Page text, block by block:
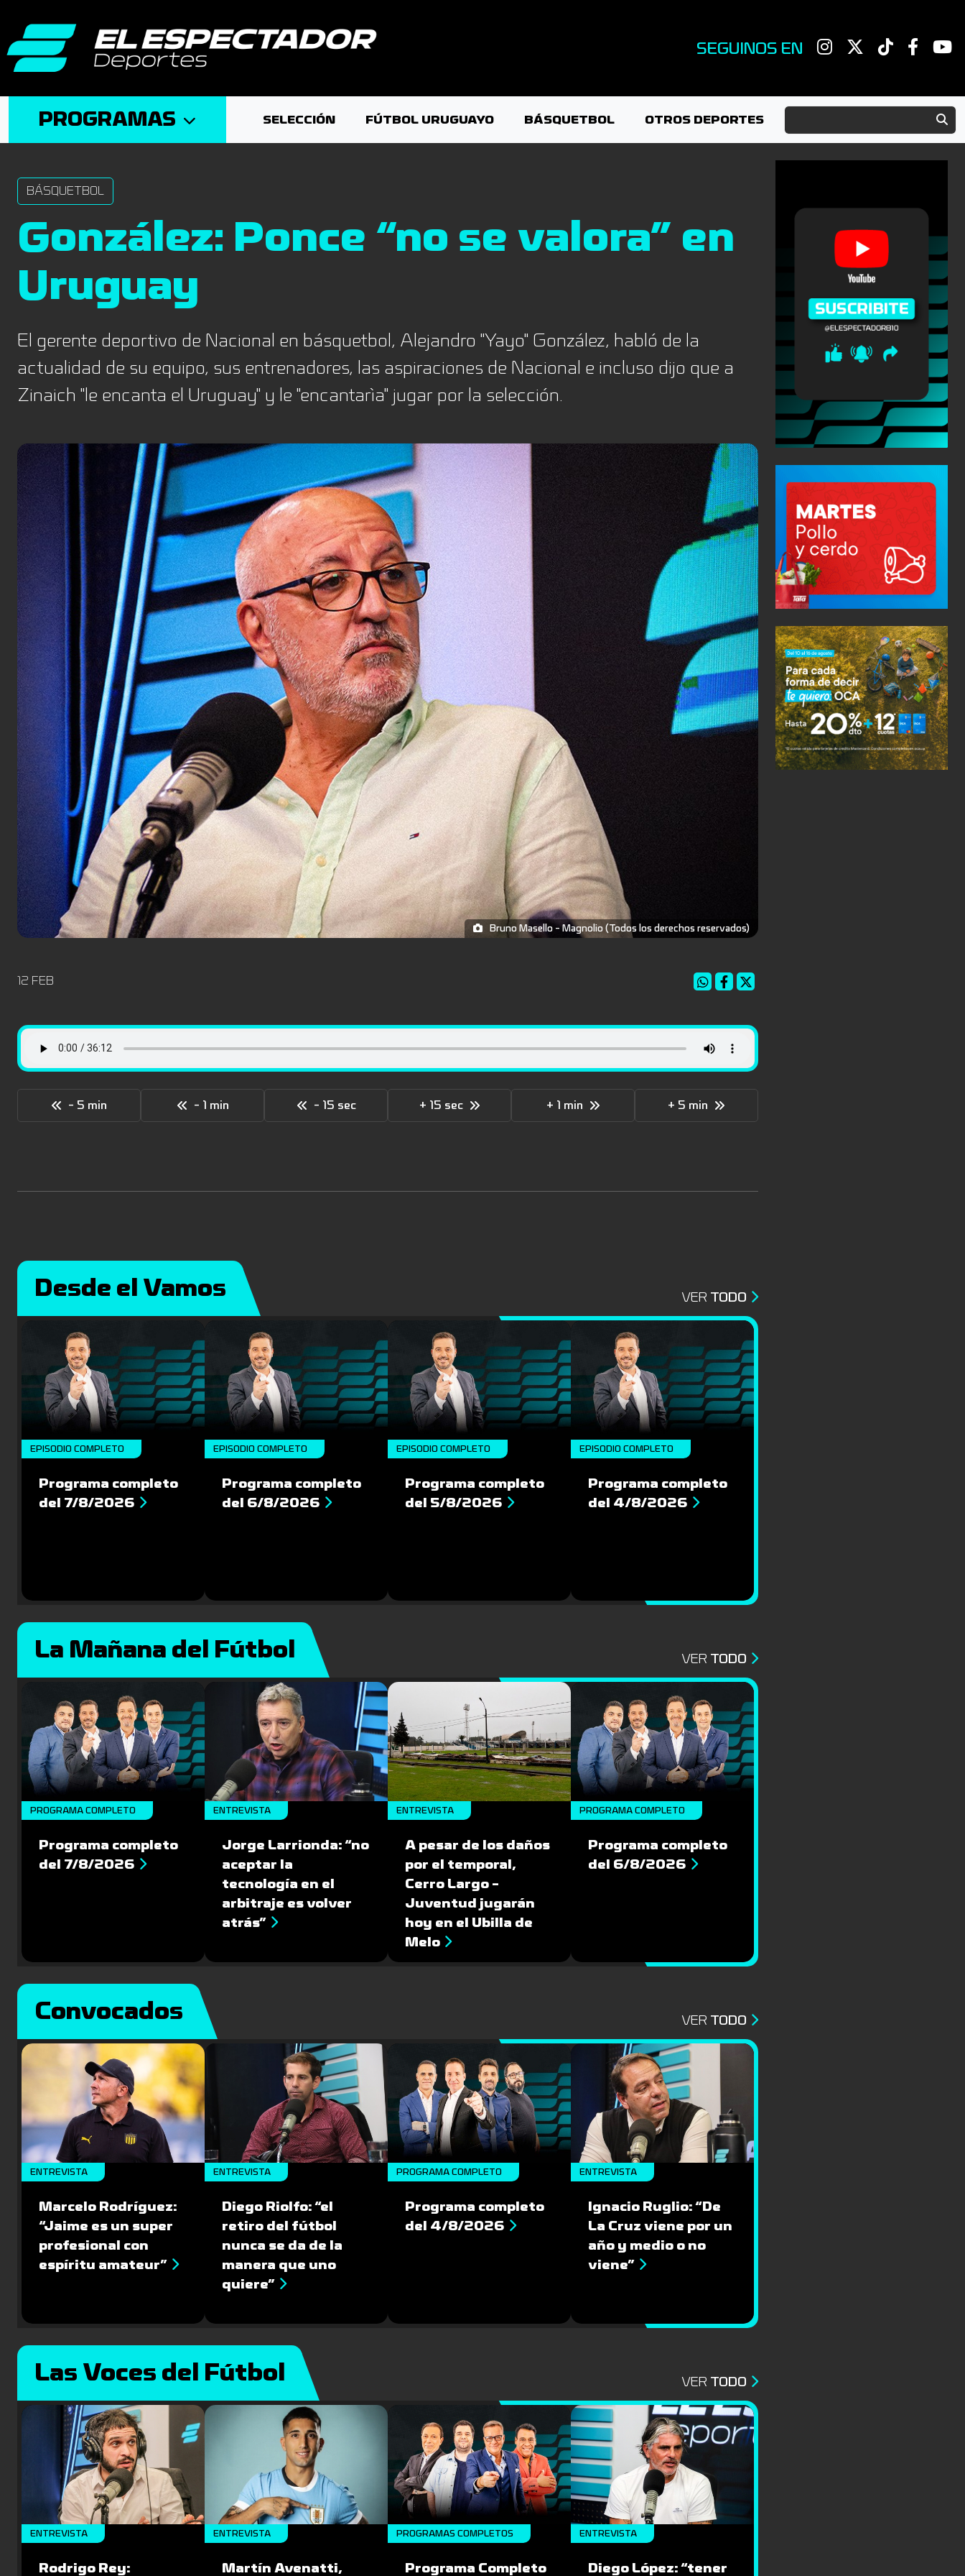
SEGUINOS EN
PROGRAMAS SELECCIÓN FÚTBOL URUGUAYO BÁSQUETBOL OTROS DEPORTES
BÁSQUETBOL
González: Ponce “no se valora” en
Uruguay
El gerente deportivo de Nacional en básquetbol, Alejandro "Yayo" González, habló de la
actualidad de su equipo, sus entrenadores, las aspiraciones de Nacional e incluso dijo que a
Zinaich "le encanta el Uruguay" y le "encantarìa" jugar por la selección.
Bruno Masello - Magnolio (Todos los derechos reservados)
12 FEB
- 5 min - 1 min - 15 sec + 15 sec + 1 min + 5 min
Desde el Vamos VER TODO
EPISODIO COMPLETO
Programa completo
del 7/8/2026
EPISODIO COMPLETO
Programa completo
del 6/8/2026
EPISODIO COMPLETO
Programa completo
del 5/8/2026
EPISODIO COMPLETO
Programa completo
del 4/8/2026
La Mañana del Fútbol VER TODO
PROGRAMA COMPLETO
Programa completo
del 7/8/2026
ENTREVISTA
Jorge Larrionda: “no
aceptar la
tecnología en el
arbitraje es volver
atrás”
ENTREVISTA
A pesar de los daños
por el temporal,
Cerro Largo -
Juventud jugarán
hoy en el Ubilla de
Melo
PROGRAMA COMPLETO
Programa completo
del 6/8/2026
Convocados VER TODO
ENTREVISTA
Marcelo Rodríguez:
“Jaime es un super
profesional con
espíritu amateur”
ENTREVISTA
Diego Riolfo: “el
retiro del fútbol
nunca se da de la
manera que uno
quiere”
PROGRAMA COMPLETO
Programa completo
del 4/8/2026
ENTREVISTA
Ignacio Ruglio: “De
La Cruz viene por un
año y medio o no
viene”
Las Voces del Fútbol VER TODO
ENTREVISTA
Rodrigo Rey:
ENTREVISTA
Martín Avenatti,
PROGRAMAS COMPLETOS
Programa Completo
ENTREVISTA
Diego López: “tener